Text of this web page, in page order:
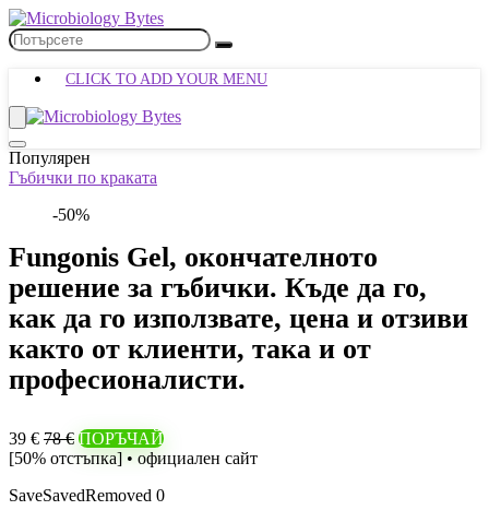
CLICK TO ADD YOUR MENU
Популярен
Гъбички по краката
-50%
Fungonis Gel, окончателното
решение за гъбички. Къде да го,
как да го използвате, цена и отзиви
както от клиенти, така и от
професионалисти.
39 € 78 € ПОРЪЧАЙ
[50% отстъпка] • официален сайт
SaveSavedRemoved 0